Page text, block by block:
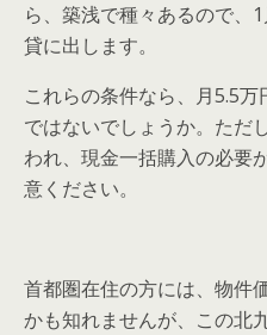
ら、築浅で種々あるので、
貸に出します。
これらの条件なら、月5.5
ではないでしょうか。ただ
われ、現金一括購入の必要
意ください。
首都圏在住の方には、物件
かも知れませんが、この北